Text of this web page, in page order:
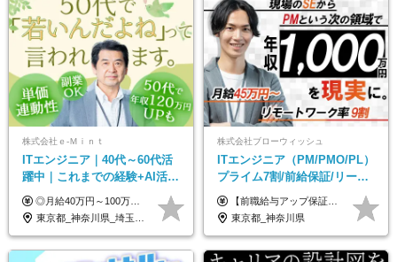
株式会社ｅ‐Ｍｉｎｔ
ITエンジニア｜40代～60代活
躍中｜これまでの経験+AI活用
でスキルアップを支援｜残業
月10h｜副業OK
◎月給40万円～100万円＋インセンティブ＋各種手当 ・年収120万〜300万円UPの実績も！ ・平均年収UP率は1.1～1.3倍 ・案件単価100%公開 × 単価連動の給与制度 ・能力等を考慮の上、決定いたします ※試用期間6ヵ月あり（待遇の変更はありません） ※固定残業代（月20～30時間・3万円～8万円）を含みます 《具体的には...》 ・案件単価65万円⇒年収約500万円 ・案件単価80万円⇒年収約600万円 ・案件単価120万円⇒年収約900万円 ＼ AIで生産性5倍になり給与UP ／ ◇案件単価100%公開 × 単価連動の給与制度 ◇年収120万〜300万UPの実績あり 「単価が上がれば、その分しっかり報われる」 そんなシンプルで納得できる評価制度です。 ⚫️年収300万円アップの実績も 参画する案件の単価を全て公開。 給与は単価に連動しているため納得感持って働くことが可能です。 過去には転職しただけで300万円以上アップした方もいます。 現場でAIを活用して成果を出して単価アップにつながったケースが多数！ ・AIツール利用料金全額負担 ・資格取得補助 ・月給保証制度 ・各種手当
東京都_神奈川県_埼玉県_千葉県_大阪府_愛知県_北海道_青森県_岩手県_宮城県_秋田県_山形県_福島県_茨城県_栃木県_群馬県_新潟県_山梨県_長野県_富山県_石川県_福井県_静岡県_岐阜県_三重県_兵庫県_京都府_滋賀県_奈良県_和歌山県_広島県_岡山県_鳥取県_島根県_山口県_徳島県_香川県_愛媛県_高知県_福岡県_熊本県_佐賀県_長崎県_大分県_宮崎県_鹿児島県_沖縄県
株式会社ブローウィッシュ
ITエンジニア（PM/PMO/PL）
プライム7割/前給保証/リーダ
ー経験不問/30、40代活躍中/
リモート9割
【前職給与アップ保証あり！ゆくゆくは年収800万以上も可能】 月給45万円～＋インセンティブ ※経験や適性を考慮の上、相談し決定します ※上記には固定残業代（20時間分/4万円～）が含まれます ※20時間を超過した場合は別途全額支給します ※試用期間（3ヶ月間）あり。給与・待遇に差異はございません それはより高度な案件にアサイン＆ 還元率が平均より高めのため、 これまでの給与から大幅にアップする人もいます。
東京都_神奈川県